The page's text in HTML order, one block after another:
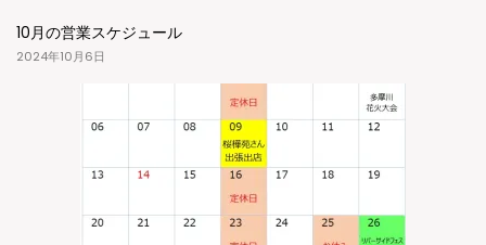
10月の営業スケジュール
2024年10月6日